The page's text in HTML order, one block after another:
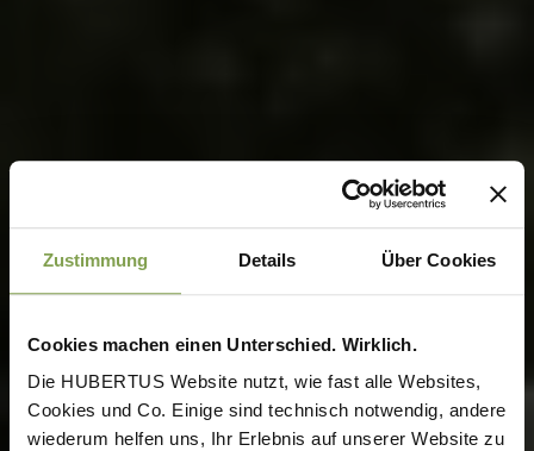
Zustimmung Details Über Cookies
Cookies machen einen Unterschied. Wirklich.
Die HUBERTUS Website nutzt, wie fast alle Websites,
Cookies und Co. Einige sind technisch notwendig, andere
wiederum helfen uns, Ihr Erlebnis auf unserer Website zu